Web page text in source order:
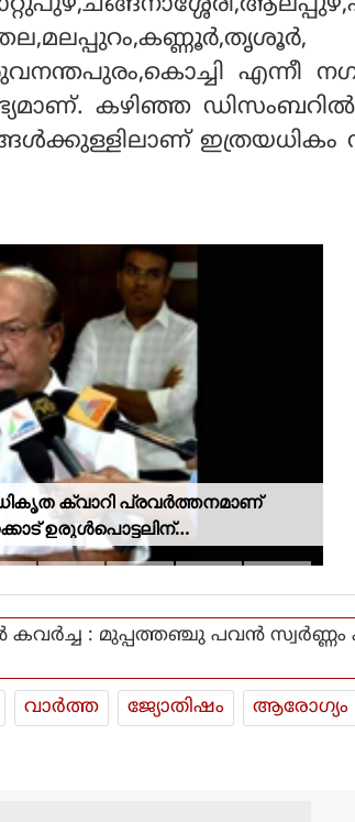
എന്നീ
കഴിഞ്ഞ
ഇത്രയധികം
ക്വാറി പ്രവര്‍ത്തനമാണ്
ഉരുള്‍പൊട്ടലിന്
മന്ത്രി പികെ
കവർച്ച : മുപ്പത്തഞ്ചു പവൻ
വാര്‍ത്ത ജ്യോതിഷം
ആരോഗ്യം